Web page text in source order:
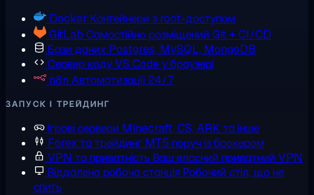
Docker Контейнери з root-доступом
GitLab Самостійно розміщений Git + CI/CD
Бази даних Postgres, MySQL, MongoDB
Сервер кодуVS Code у браузері
n8n Автоматизації 24/7
ЗАПУСК І ТРЕЙДИНГ
Ігрові сервери Minecraft, CS, ARK та інше
Forex та трейдинг MT5 поруч із брокером
VPN та приватністьВаш власний приватний VPN
Віддалена робоча станціяРобочий стіл, що не
спить